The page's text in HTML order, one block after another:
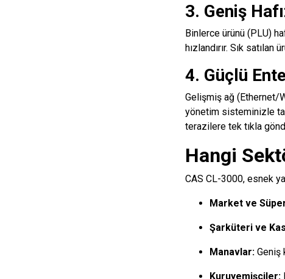
3. Geniş
Binlerce ürünü (PLU)
hızlandırır. Sık
4. Güçlü
Gelişmiş ağ (Ethernet/
yönetim sisteminizle
terazilere tek tıkla
Hangi
CAS CL-3000, esnek
Market ve
Şarküteri ve
Manavlar:Geniş
Kuruyemişçiler: